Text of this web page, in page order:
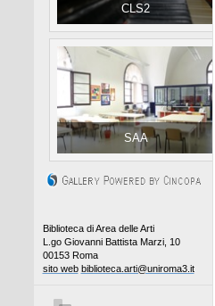
CLS2
SAA
Biblioteca di Area delle Arti
L.go Giovanni Battista Marzi, 10
00153 Roma
sito web biblioteca.arti@uniroma3.it